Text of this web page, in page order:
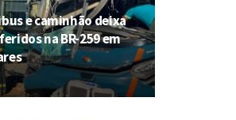
e caminhão deixa
na BR-259 em